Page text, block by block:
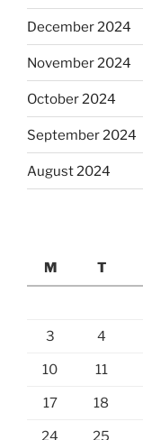
December 2024
November 2024
October 2024
September 2024
August 2024
M
T
3 4
10 11
17 18
24 25